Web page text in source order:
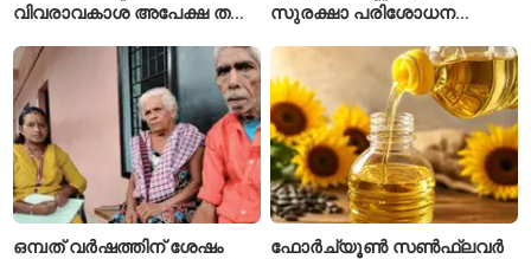
വിവരാവകാശ അപേക്ഷ തള്ളി
സുരക്ഷാ പരിശോധന
ഒമ്പത് വർഷത്തിന് ശേഷം
ഫോർച്യൂൺ സൺഫ്ലവർ